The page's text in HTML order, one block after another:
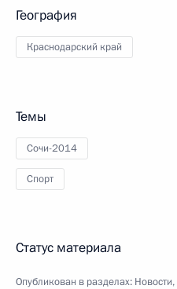
География
Краснодарский край
Темы
Сочи-2014
Спорт
Статус материала
Опубликован в разделах: Новости,